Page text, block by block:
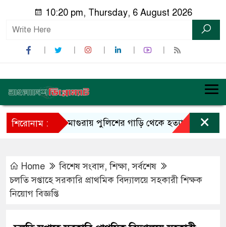
10:20 pm, Thursday, 6 August 2026
শিরোনাম : মাগুরায় পুলিশের গাড়ি থেকে হত্যা মামলার×
Home বিশেষ সংবাদ,শিক্ষা,সর্বশেষ
চলতি সপ্তাহে সরকারি প্রাথমিক বিদ্যালয়ে সহকারী শিক্ষক
নিয়োগ বিজ্ঞপ্তি